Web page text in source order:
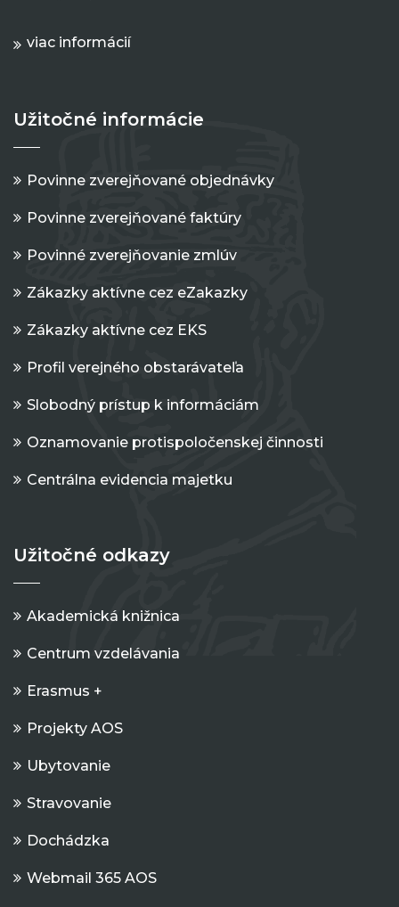
viac informácií
Užitočné informácie
Povinne zverejňované objednávky
Povinne zverejňované faktúry
Povinné zverejňovanie zmlúv
Zákazky aktívne cez eZakazky
Zákazky aktívne cez EKS
Profil verejného obstarávateľa
Slobodný prístup k informáciám
Oznamovanie protispoločenskej činnosti
Centrálna evidencia majetku
Užitočné odkazy
Akademická knižnica
Centrum vzdelávania
Erasmus +
Projekty AOS
Ubytovanie
Stravovanie
Dochádzka
Webmail 365 AOS